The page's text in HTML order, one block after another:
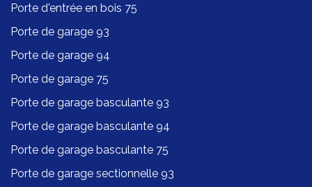
Porte d'entrée en bois 75
Porte de garage 93
Porte de garage 94
Porte de garage 75
Porte de garage basculante 93
Porte de garage basculante 94
Porte de garage basculante 75
Porte de garage sectionnelle 93